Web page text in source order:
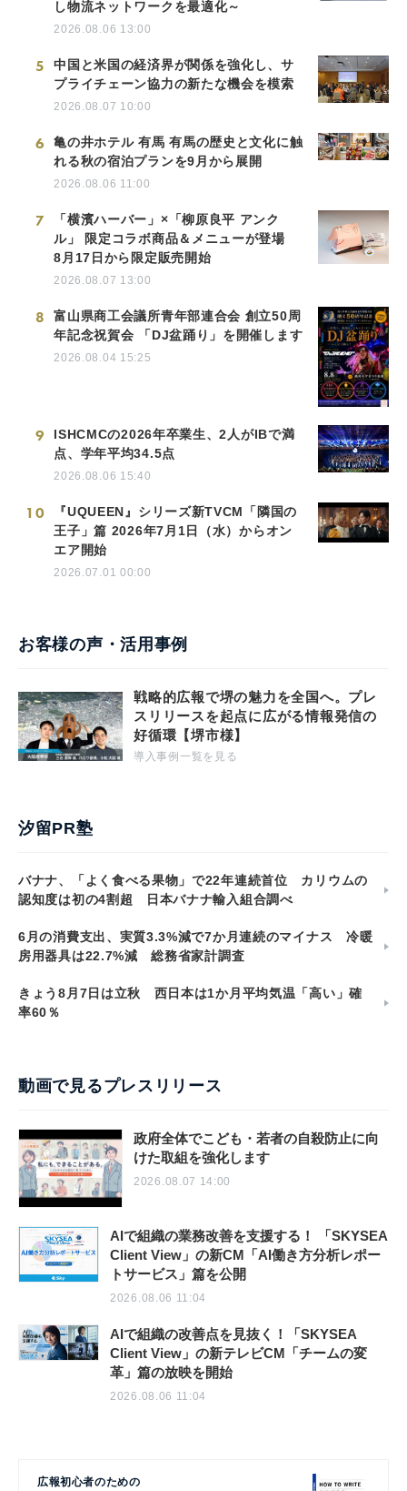
し物流ネットワークを最適化～
2026.08.06 13:00
5
中国と米国の経済界が関係を強化し、サ
プライチェーン協力の新たな機会を模索
2026.08.07 10:00
6
亀の井ホテル 有馬 有馬の歴史と文化に触
れる秋の宿泊プランを9月から展開
2026.08.06 11:00
7
「横濱ハーバー」×「柳原良平 アンク
ル」 限定コラボ商品＆メニューが登場
8月17日から限定販売開始
2026.08.07 13:00
8
富山県商工会議所青年部連合会 創立50周
年記念祝賀会 「DJ盆踊り」を開催します
2026.08.04 15:25
9
ISHCMCの2026年卒業生、2人がIBで満
点、学年平均34.5点
2026.08.06 15:40
10
『UQUEEN』シリーズ新TVCM「隣国の
王子」篇 2026年7月1日（水）からオン
エア開始
2026.07.01 00:00
お客様の声・活用事例
戦略的広報で堺の魅力を全国へ。プレ
スリリースを起点に広がる情報発信の
好循環【堺市様】
導入事例一覧を見る
汐留PR塾
バナナ、「よく食べる果物」で22年連続首位 カリウムの
認知度は初の4割超 日本バナナ輸入組合調べ
6月の消費支出、実質3.3%減で7か月連続のマイナス 冷暖
房用器具は22.7%減 総務省家計調査
きょう8月7日は立秋 西日本は1か月平均気温「高い」確
率60％
動画で見るプレスリリース
政府全体でこども・若者の自殺防止に向
けた取組を強化します
2026.08.07 14:00
AIで組織の業務改善を支援する！ 「SKYSEA
Client View」の新CM「AI働き方分析レポー
トサービス」篇を公開
2026.08.06 11:04
AIで組織の改善点を見抜く！「SKYSEA
Client View」の新テレビCM「チームの変
革」篇の放映を開始
2026.08.06 11:04
広報初心者のための